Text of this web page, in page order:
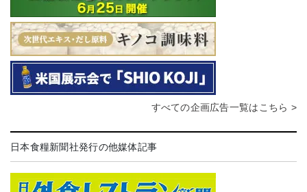
すべての企画広告一覧はこちら >
日本食糧新聞社発行の他媒体記事